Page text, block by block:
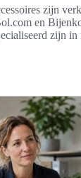
zijn
en
zijn